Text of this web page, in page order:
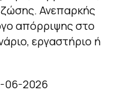
ζώσης. Ανεπαρκής
απόρριψης στο
εργαστήριο ή
2026